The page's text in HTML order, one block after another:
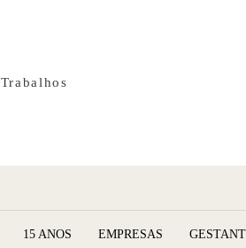
Trabalhos
15 ANOS EMPRESAS